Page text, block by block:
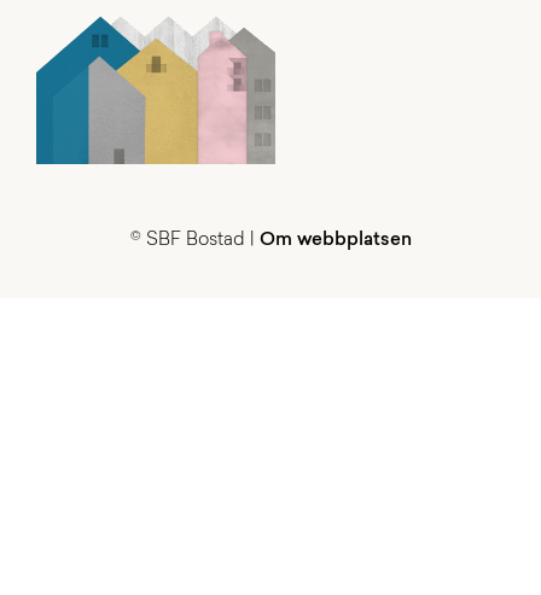
© SBF Bostad | Om webbplatsen